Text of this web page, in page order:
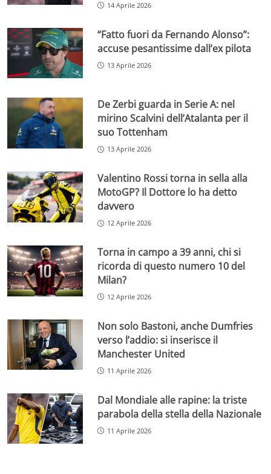
14 Aprile 2026
“Fatto fuori da Fernando Alonso”:
accuse pesantissime dall’ex pilota
13 Aprile 2026
De Zerbi guarda in Serie A: nel
mirino Scalvini dell’Atalanta per il
suo Tottenham
13 Aprile 2026
Valentino Rossi torna in sella alla
MotoGP? Il Dottore lo ha detto
davvero
12 Aprile 2026
Torna in campo a 39 anni, chi si
ricorda di questo numero 10 del
Milan?
12 Aprile 2026
Non solo Bastoni, anche Dumfries
verso l’addio: si inserisce il
Manchester United
11 Aprile 2026
Dal Mondiale alle rapine: la triste
parabola della stella della Nazionale
11 Aprile 2026